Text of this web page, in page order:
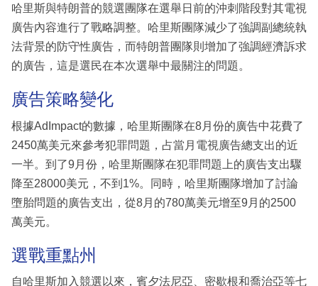
區
哈里斯與特朗普的競選團隊在選舉日前的沖刺階段對其電視
廣告內容進行了戰略調整。哈里斯團隊減少了強調副總統執
法背景的防守性廣告，而特朗普團隊則增加了強調經濟訴求
的廣告，這是選民在本次選舉中最關注的問題。
廣告策略變化
根據AdImpact的數據，哈里斯團隊在8月份的廣告中花費了
2450萬美元來參考犯罪問題，占當月電視廣告總支出的近
一半。到了9月份，哈里斯團隊在犯罪問題上的廣告支出驟
降至28000美元，不到1%。同時，哈里斯團隊增加了討論
墮胎問題的廣告支出，從8月的780萬美元增至9月的2500
萬美元。
選戰重點州
自哈里斯加入競選以來，賓夕法尼亞、密歇根和喬治亞等七